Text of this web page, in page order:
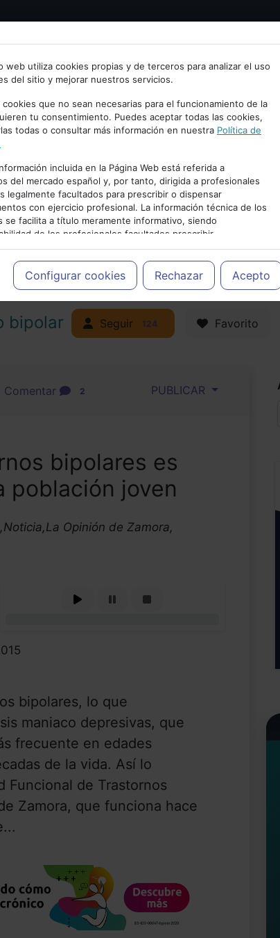
a psiquiatria.com
tu Email
o regístrate con tu email.
Cancelar
web utiliza cookies propias y de terceros para analizar el uso
del sitio y mejorar nuestros servicios.
cookies que no sean necesarias para el funcionamiento de la
tu consentimiento. Puedes aceptar todas las cookies,
todas o consultar más información en nuestra Política de
incluida en la Página Web está referida a
del mercado español y, por tanto, dirigida a profesionales
legalmente facultados para prescribir o dispensar
con ejercicio profesional. La información técnica de los
se facilita a título meramente informativo, siendo
de los profesionales facultados prescribir
y decidir, en cada caso concreto, el tratamiento más
a las necesidades del paciente.
Configurar cookies Rechazar Acepto
PUBLICIDAD
bipolar Seguir 124 Favorito
Comentar 2 PUBLICAR
bipolares es
población joven
,Noticia,La Opinión de Zamora,
bipolares, lo que
maniaco depresivas, que
frecuente en edades
de la vida. Así lo
Funcional de Trastornos
Zamora, que funciona hace